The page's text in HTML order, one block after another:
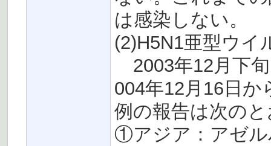
は感染しない。
(2)H5N1亜型ウイ
2003年12月下
004年12月16日
例の報告は次の
①アジア：アゼル